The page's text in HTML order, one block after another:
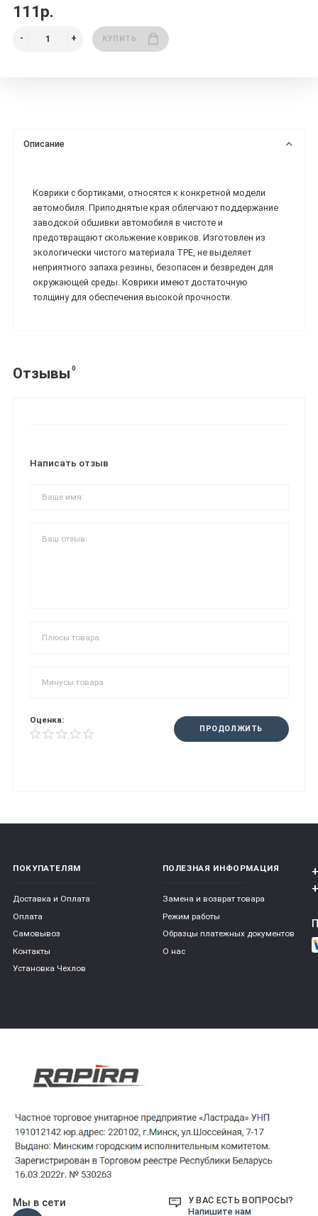
111р.
КУПИТЬ
Описание
Коврики с бортиками, относятся к конкретной модели
автомобиля. Приподнятые края облегчают поддержание
заводской обшивки автомобиля в чистоте и
предотвращают скольжение ковриков. Изготовлен из
экологически чистого материала TPE, не выделяет
неприятного запаха резины, безопасен и безвреден для
окружающей среды. Коврики имеют достаточную
толщину для обеспечения высокой прочности.
Отзывы 0
Написать отзыв
Оценка:
ПРОДОЛЖИТЬ
ПОКУПАТЕЛЯМ
Доставка и Оплата
Оплата
Самовывоз
Контакты
Установка Чехлов
ПОЛЕЗНАЯ ИНФОРМАЦИЯ
Замена и возврат товара
Режим работы
Образцы платежных документов
О нас
У ВАС ЕСТЬ ВОПРОСЫ?
Напишите нам
Мы в сети